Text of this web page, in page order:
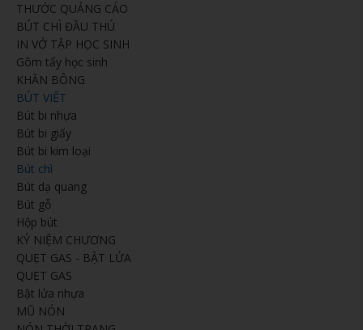
THƯỚC QUẢNG CÁO
BÚT CHÌ ĐẦU THÚ
IN VỞ TẬP HỌC SINH
Gôm tẩy học sinh
KHĂN BÔNG
BÚT VIẾT
Bút bi nhựa
Bút bi giấy
Bút bi kim loại
Bút chì
Bút dạ quang
Bút gỗ
Hộp bút
KỶ NIỆM CHƯƠNG
QUẸT GAS - BẬT LỬA
QUẸT GAS
Bật lửa nhựa
MŨ NÓN